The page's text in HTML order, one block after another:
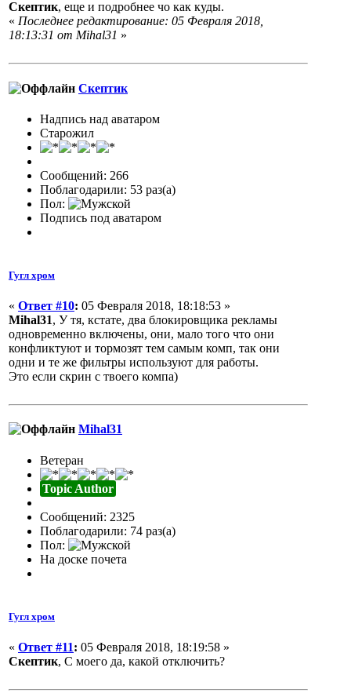
Скептик, еще и подробнее чо как куды.
« Последнее редактирование: 05 Февраля 2018,
18:13:31 от Mihal31 »
Скептик
Надпись над аватаром
Старожил
Сообщений: 266
Поблагодарили: 53 раз(а)
Пол:
Подпись под аватаром
Гугл хром
« Ответ #10: 05 Февраля 2018, 18:18:53 »
Mihal31, У тя, кстате, два блокировщика рекламы
одновременно включены, они, мало того что они
конфликтуют и тормозят тем самым комп, так они
одни и те же фильтры используют для работы.
Это если скрин с твоего компа)
Mihal31
Ветеран
Topic Author
Сообщений: 2325
Поблагодарили: 74 раз(а)
Пол:
На доске почета
Гугл хром
« Ответ #11: 05 Февраля 2018, 18:19:58 »
Скептик, С моего да, какой отключить?